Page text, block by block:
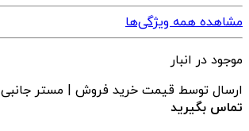
مشاهده همه ویژگی‌ها
موجود در انبار
ارسال توسط قیمت خرید فروش | مستر جانبی
تماس بگیرید